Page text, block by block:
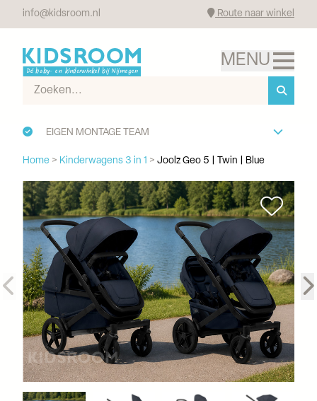
info@kidsroom.nl Route naar winkel
EIGEN MONTAGE TEAM
Home > Kinderwagens 3 in 1 > Joolz Geo 5 | Twin | Blue